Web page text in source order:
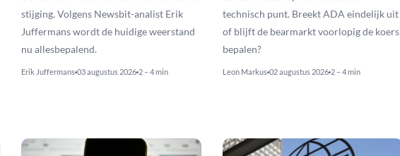
stijging. Volgens Newsbit-analist Erik
Juffermans wordt de huidige weerstand
nu allesbepalend.
Erik Juffermans 03 augustus 2026 2 – 4 min
technisch punt. Breekt ADA eindelijk uit
of blijft de bearmarkt voorlopig de koers
bepalen?
Leon Markus 02 augustus 2026 2 – 4 min